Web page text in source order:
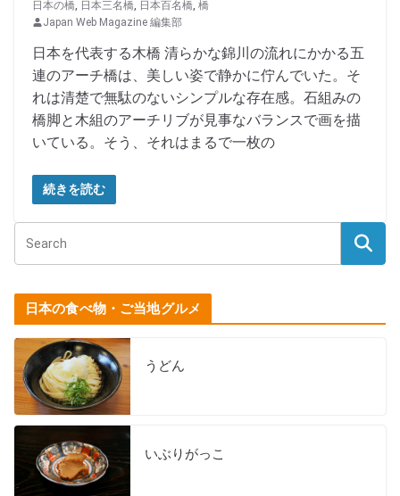
日本の橋 日本三名橋 日本百名橋 橋
Japan Web Magazine 編集部
日本を代表する木橋 清らかな錦川の流れにかかる五
連のアーチ橋は、美しい姿で静かに佇んでいた。そ
れは清楚で無駄のないシンプルな存在感。石組みの
橋脚と木組のアーチリブが見事なバランスで画を描
いている。そう、それはまるで一枚の
続きを読む
日本の食べ物・ご当地グルメ
うどん
いぶりがっこ